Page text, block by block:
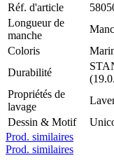
Réf. d'article
Longueur de
manche
Coloris
Durabilité
Propriétés de
lavage
Dessin & Motif
Prod. similaires
Prod. similaires